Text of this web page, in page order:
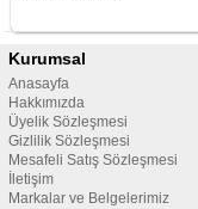
Kurumsal
Anasayfa
Hakkımızda
Üyelik Sözleşmesi
Gizlilik Sözleşmesi
Mesafeli Satış Sözleşmesi
İletişim
Markalar ve Belgelerimiz